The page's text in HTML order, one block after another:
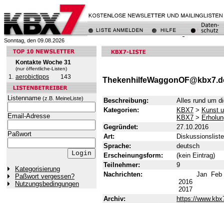
Sonntag, den 09.08.2026
Kontakte Woche 31
(nur öffentliche-Listen)
1. aerobictipps 143
Listenname (z.B. MeineListe)
Email-Adresse
Paßwort
Kategorisierung
Paßwort vergessen?
Nutzungsbedingungen
Beschreibung:
Alles rund um
Kategorien:
KBX7 > Kunst
KBX7 >
Gegründet:
27.10.2016
Art:
Diskussionsliste
Sprache:
deutsch
Erscheinungsform:
(kein Eintrag)
Teilnehmer:
9
Nachrichten:
Jan Feb
2016
2017
Archiv:
https://